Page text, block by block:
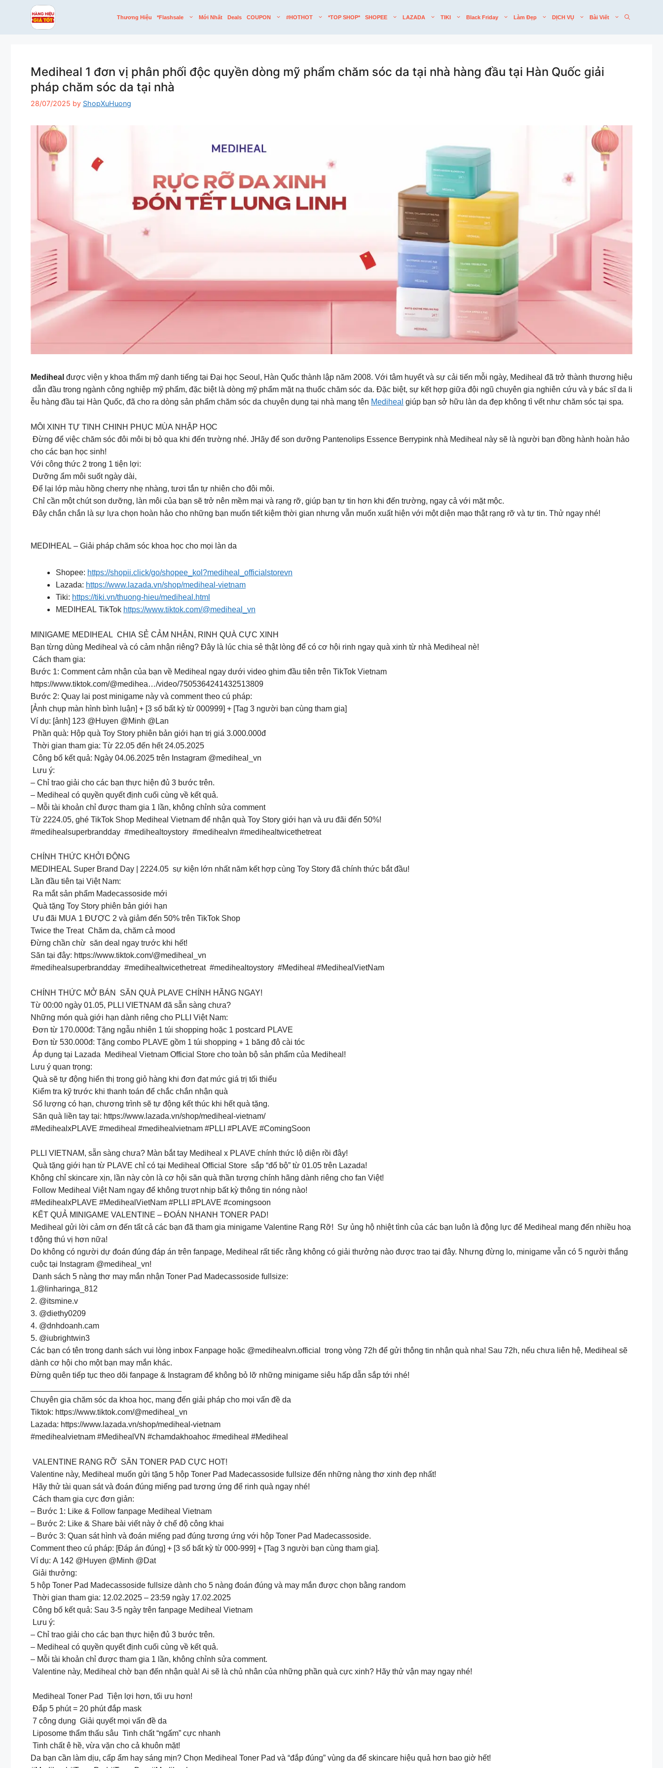
Thương Hiệu *flashsale Mới Nhất Deals COUPON #HOTHOT *TOP SHOP* SHOPEE LAZADA TIKI Black Friday Làm Đẹp DỊCH VỤ Bài Viết
Mediheal 1 đơn vị phân phối độc quyền dòng mỹ phẩm chăm sóc da tại nhà hàng đầu tại Hàn Quốc giải
pháp chăm sóc da tại nhà
28/07/2025 by ShopXuHuong
Mediheal được viện y khoa thẩm mỹ danh tiếng tại Đại học Seoul, Hàn Quốc thành lập năm 2008. Với tâm huyết và sự cải tiến mỗi ngày, Mediheal đã trở thành thương hiệu
dẫn đầu trong ngành công nghiệp mỹ phẩm, đặc biệt là dòng mỹ phẩm mặt nạ thuốc chăm sóc da. Đặc biệt, sự kết hợp giữa đội ngũ chuyên gia nghiên cứu và y bác sĩ da li
ễu hàng đầu tại Hàn Quốc, đã cho ra dòng sản phẩm chăm sóc da chuyên dụng tại nhà mang tên Mediheal giúp bạn sở hữu làn da đẹp không tì vết như chăm sóc tại spa.
MÔI XINH TỰ TINH CHINH PHỤC MÙA NHẬP HỌC
Đừng để việc chăm sóc đôi môi bị bỏ qua khi đến trường nhé. JHãy để son dưỡng Pantenolips Essence Berrypink nhà Mediheal này sẽ là người bạn đồng hành hoàn hảo
cho các bạn học sinh!
Với công thức 2 trong 1 tiện lợi:
Dưỡng ẩm môi suốt ngày dài,
Để lại lớp màu hồng cherry nhẹ nhàng, tươi tắn tự nhiên cho đôi môi.
Chỉ cần một chút son dưỡng, làn môi của bạn sẽ trở nên mềm mại và rạng rỡ, giúp bạn tự tin hơn khi đến trường, ngay cả với mặt mộc.
️ Đây chắn chắn là sự lựa chọn hoàn hảo cho những bạn muốn tiết kiệm thời gian nhưng vẫn muốn xuất hiện với một diện mạo thật rạng rỡ và tự tin. Thử ngay nhé!
MEDIHEAL – Giải pháp chăm sóc khoa học cho mọi làn da
Shopee: https://shopii.click/go/shopee_kol?mediheal_officialstorevn
Lazada: https://www.lazada.vn/shop/mediheal-vietnam
Tiki: https://tiki.vn/thuong-hieu/mediheal.html
MEDIHEAL TikTok https://www.tiktok.com/@mediheal_vn
MINIGAME MEDIHEAL CHIA SẺ CẢM NHẬN, RINH QUÀ CỰC XINH
Bạn từng dùng Mediheal và có cảm nhận riêng? Đây là lúc chia sẻ thật lòng để có cơ hội rinh ngay quà xinh từ nhà Mediheal nè!
Cách tham gia:
Bước 1: Comment cảm nhận của bạn về Mediheal ngay dưới video ghim đầu tiên trên TikTok Vietnam
https://www.tiktok.com/@medihea…/video/7505364241432513809
Bước 2: Quay lại post minigame này và comment theo cú pháp:
[Ảnh chụp màn hình bình luận] + [3 số bất kỳ từ 000999] + [Tag 3 người bạn cùng tham gia]
Ví dụ: [ảnh] 123 @Huyen @Minh @Lan
Phần quà: Hộp quà Toy Story phiên bản giới hạn trị giá 3.000.000đ
Thời gian tham gia: Từ 22.05 đến hết 24.05.2025
Công bố kết quả: Ngày 04.06.2025 trên Instagram @mediheal_vn
Lưu ý:
– Chỉ trao giải cho các bạn thực hiện đủ 3 bước trên.
– Mediheal có quyền quyết định cuối cùng về kết quả.
– Mỗi tài khoản chỉ được tham gia 1 lần, không chỉnh sửa comment
Từ 2224.05, ghé TikTok Shop Mediheal Vietnam để nhận quà Toy Story giới hạn và ưu đãi đến 50%!
#medihealsuperbrandday #medihealtoystory #medihealvn #medihealtwicethetreat
CHÍNH THỨC KHỞI ĐỘNG
MEDIHEAL Super Brand Day | 2224.05 sự kiện lớn nhất năm kết hợp cùng Toy Story đã chính thức bắt đầu!
Lần đầu tiên tại Việt Nam:
Ra mắt sản phẩm Madecassoside mới
Quà tặng Toy Story phiên bản giới hạn
Ưu đãi MUA 1 ĐƯỢC 2 và giảm đến 50% trên TikTok Shop
Twice the Treat Chăm da, chăm cả mood
Đừng chần chừ săn deal ngay trước khi hết!
Săn tại đây: https://www.tiktok.com/@mediheal_vn
#medihealsuperbrandday #medihealtwicethetreat #medihealtoystory #Mediheal #MedihealVietNam
CHÍNH THỨC MỞ BÁN SĂN QUÀ PLAVE CHÍNH HÃNG NGAY!
Từ 00:00 ngày 01.05, PLLI VIETNAM đã sẵn sàng chưa?
Những món quà giới hạn dành riêng cho PLLI Việt Nam:
Đơn từ 170.000đ: Tặng ngẫu nhiên 1 túi shopping hoặc 1 postcard PLAVE
Đơn từ 530.000đ: Tặng combo PLAVE gồm 1 túi shopping + 1 băng đô cài tóc
Áp dụng tại Lazada Mediheal Vietnam Official Store cho toàn bộ sản phẩm của Mediheal!
Lưu ý quan trọng:
Quà sẽ tự động hiển thị trong giỏ hàng khi đơn đạt mức giá trị tối thiểu
Kiểm tra kỹ trước khi thanh toán để chắc chắn nhận quà
Số lượng có hạn, chương trình sẽ tự động kết thúc khi hết quà tặng.
Săn quà liền tay tại: https://www.lazada.vn/shop/mediheal-vietnam/
#MedihealxPLAVE #mediheal #medihealvietnam #PLLI #PLAVE #ComingSoon
PLLI VIETNAM, sẵn sàng chưa? Màn bắt tay Mediheal x PLAVE chính thức lộ diện rồi đây!
Quà tặng giới hạn từ PLAVE chỉ có tại Mediheal Official Store sắp “đổ bộ” từ 01.05 trên Lazada!
Không chỉ skincare xịn, lần này còn là cơ hội săn quà thần tượng chính hãng dành riêng cho fan Việt!
Follow Mediheal Việt Nam ngay để không trượt nhịp bất kỳ thông tin nóng nào!
#MedihealxPLAVE #MedihealVietNam #PLLI #PLAVE #comingsoon
KẾT QUẢ MINIGAME VALENTINE – ĐOÁN NHANH TONER PAD!
Mediheal gửi lời cảm ơn đến tất cả các bạn đã tham gia minigame Valentine Rạng Rỡ! Sự ủng hộ nhiệt tình của các bạn luôn là động lực để Mediheal mang đến nhiều hoạ
t động thú vị hơn nữa!
Do không có người dự đoán đúng đáp án trên fanpage, Mediheal rất tiếc rằng không có giải thưởng nào được trao tại đây. Nhưng đừng lo, minigame vẫn có 5 người thắng
cuộc tại Instagram @mediheal_vn!
Danh sách 5 nàng thơ may mắn nhận Toner Pad Madecassoside fullsize:
1.@linharinga_812
2. @itsmine.v
3. @diethy0209
4. @dnhdoanh.cam
5. @iubrightwin3
Các bạn có tên trong danh sách vui lòng inbox Fanpage hoặc @medihealvn.official trong vòng 72h để gửi thông tin nhận quà nha! Sau 72h, nếu chưa liên hệ, Mediheal sẽ
dành cơ hội cho một bạn may mắn khác.
Đừng quên tiếp tục theo dõi fanpage & Instagram để không bỏ lỡ những minigame siêu hấp dẫn sắp tới nhé!
Chuyên gia chăm sóc da khoa học, mang đến giải pháp cho mọi vấn đề da
Tiktok: https://www.tiktok.com/@mediheal_vn
Lazada: https://www.lazada.vn/shop/mediheal-vietnam
#medihealvietnam #MedihealVN #chamdakhoahoc #mediheal #Mediheal
VALENTINE RẠNG RỠ SĂN TONER PAD CỰC HOT!
Valentine này, Mediheal muốn gửi tặng 5 hộp Toner Pad Madecassoside fullsize đến những nàng thơ xinh đẹp nhất!
Hãy thử tài quan sát và đoán đúng miếng pad tương ứng để rinh quà ngay nhé!
Cách tham gia cực đơn giản:
– Bước 1: Like & Follow fanpage Mediheal Vietnam
– Bước 2: Like & Share bài viết này ở chế độ công khai
– Bước 3: Quan sát hình và đoán miếng pad đúng tương ứng với hộp Toner Pad Madecassoside.
Comment theo cú pháp: [Đáp án đúng] + [3 số bất kỳ từ 000-999] + [Tag 3 người bạn cùng tham gia].
Ví dụ: A 142 @Huyen @Minh @Dat
Giải thưởng:
5 hộp Toner Pad Madecassoside fullsize dành cho 5 nàng đoán đúng và may mắn được chọn bằng random
Thời gian tham gia: 12.02.2025 – 23:59 ngày 17.02.2025
Công bố kết quả: Sau 3-5 ngày trên fanpage Mediheal Vietnam
Lưu ý:
– Chỉ trao giải cho các bạn thực hiện đủ 3 bước trên.
– Mediheal có quyền quyết định cuối cùng về kết quả.
– Mỗi tài khoản chỉ được tham gia 1 lần, không chỉnh sửa comment.
Valentine này, Mediheal chờ bạn đến nhận quà! Ai sẽ là chủ nhân của những phần quà cực xinh? Hãy thử vận may ngay nhé!
Mediheal Toner Pad Tiện lợi hơn, tối ưu hơn!
Đắp 5 phút = 20 phút đắp mask
7 công dụng Giải quyết mọi vấn đề da
Liposome thẩm thấu sâu Tinh chất “ngấm” cực nhanh
Tinh chất ê hề, vừa vặn cho cả khuôn mặt!
Da bạn cần làm dịu, cấp ẩm hay sáng mịn? Chọn Mediheal Toner Pad và “đắp đúng” vùng da để skincare hiệu quả hơn bao giờ hết!